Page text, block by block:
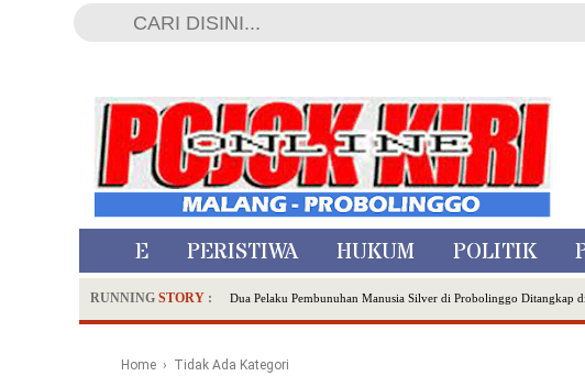
HOME PERISTIWA HUKUM POLITIK
RUNNING STORY : Dua Pelaku Pembunuhan Manusia Silver di Probolinggo Ditangkap
SDN Sumberejo 02 Kota Batu Kembangkan Program Inovasi
Home › Tidak Ada Kategori